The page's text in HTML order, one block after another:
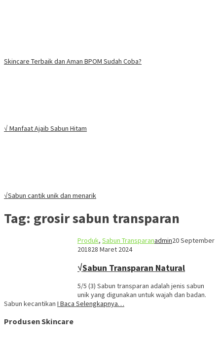
Skincare Terbaik dan Aman BPOM Sudah Coba?
√ Manfaat Ajaib Sabun Hitam
√Sabun cantik unik dan menarik
Tag: grosir sabun transparan
Produk, Sabun Transparanadmin20 September
201828 Maret 2024
√Sabun Transparan Natural
5/5 (3) Sabun transparan adalah jenis sabun
unik yang digunakan untuk wajah dan badan.
Sabun kecantikan I Baca Selengkapnya…
Produsen Skincare